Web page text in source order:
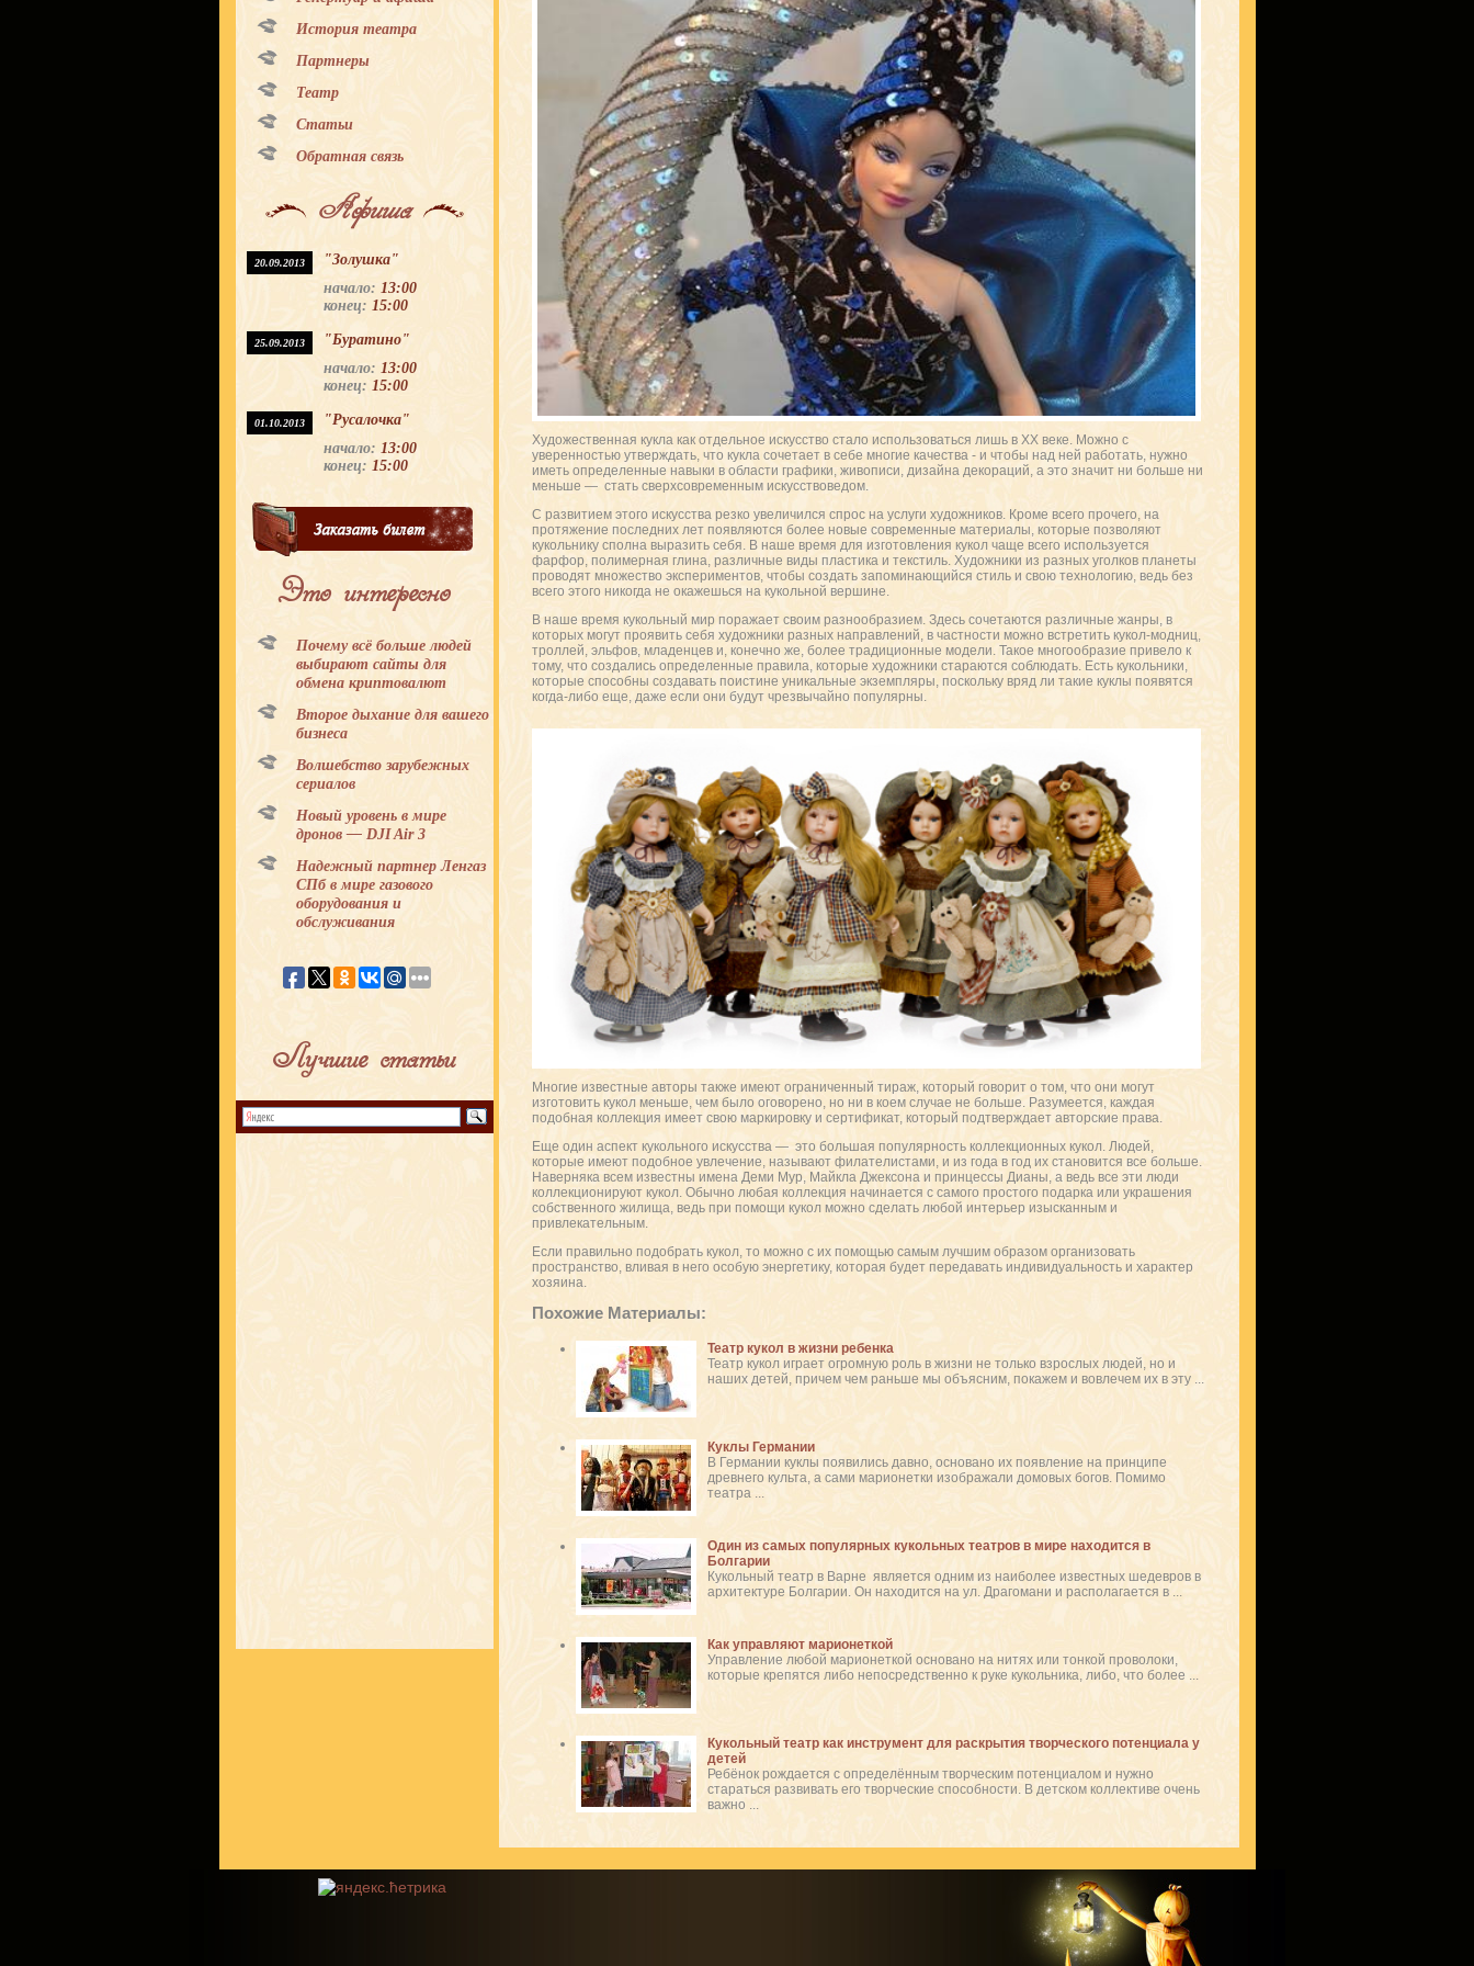
История театра
Партнеры
Театр
Статьи
Обратная связь
Афиша
20.09.2013
"Золушка"
начало: 13:00
конец: 15:00
25.09.2013
"Буратино"
начало: 13:00
конец: 15:00
01.10.2013
"Русалочка"
начало: 13:00
конец: 15:00
Это интересно
Почему всё больше людей
выбирают сайты для
обмена криптовалют
Второе дыхание для вашего
бизнеса
Волшебство зарубежных
сериалов
Новый уровень в мире
дронов — DJI Air 3
Надежный партнер Ленгаз
СПб в мире газового
оборудования и
обслуживания
Лучшие статьи
Художественная кукла как отдельное искусство стало использоваться лишь в XX веке. Можно с
уверенностью утверждать, что кукла сочетает в себе многие качества - и чтобы над ней работать, нужно
иметь определенные навыки в области графики, живописи, дизайна декораций, а это значит ни больше ни
меньше — стать сверхсовременным искусствоведом.
С развитием этого искусства резко увеличился спрос на услуги художников. Кроме всего прочего, на
протяжение последних лет появляются более новые современные материалы, которые позволяют
кукольнику сполна выразить себя. В наше время для изготовления кукол чаще всего используется
фарфор, полимерная глина, различные виды пластика и текстиль. Художники из разных уголков планеты
проводят множество экспериментов, чтобы создать запоминающийся стиль и свою технологию, ведь без
всего этого никогда не окажешься на кукольной вершине.
В наше время кукольный мир поражает своим разнообразием. Здесь сочетаются различные жанры, в
которых могут проявить себя художники разных направлений, в частности можно встретить кукол-модниц,
троллей, эльфов, младенцев и, конечно же, более традиционные модели. Такое многообразие привело к
тому, что создались определенные правила, которые художники стараются соблюдать. Есть кукольники,
которые способны создавать поистине уникальные экземпляры, поскольку вряд ли такие куклы появятся
когда-либо еще, даже если они будут чрезвычайно популярны.
Многие известные авторы также имеют ограниченный тираж, который говорит о том, что они могут
изготовить кукол меньше, чем было оговорено, но ни в коем случае не больше. Разумеется, каждая
подобная коллекция имеет свою маркировку и сертификат, который подтверждает авторские права.
Еще один аспект кукольного искусства — это большая популярность коллекционных кукол. Людей,
которые имеют подобное увлечение, называют филателистами, и из года в год их становится все больше.
Наверняка всем известны имена Деми Мур, Майкла Джексона и принцессы Дианы, а ведь все эти люди
коллекционируют кукол. Обычно любая коллекция начинается с самого простого подарка или украшения
собственного жилища, ведь при помощи кукол можно сделать любой интерьер изысканным и
привлекательным.
Если правильно подобрать кукол, то можно с их помощью самым лучшим образом организовать
пространство, вливая в него особую энергетику, которая будет передавать индивидуальность и характер
хозяина.
Похожие Материалы:
Театр кукол в жизни ребенка
Театр кукол играет огромную роль в жизни не только взрослых людей, но и
наших детей, причем чем раньше мы объясним, покажем и вовлечем их в эту ...
Куклы Германии
В Германии куклы появились давно, основано их появление на принципе
древнего культа, а сами марионетки изображали домовых богов. Помимо
театра ...
Один из самых популярных кукольных театров в мире находится в
Болгарии
Кукольный театр в Варне является одним из наиболее известных шедевров в
архитектуре Болгарии. Он находится на ул. Драгомани и располагается в ...
Как управляют марионеткой
Управление любой марионеткой основано на нитях или тонкой проволоки,
которые крепятся либо непосредственно к руке кукольника, либо, что более ...
Кукольный театр как инструмент для раскрытия творческого потенциала у
детей
Ребёнок рождается с определённым творческим потенциалом и нужно
стараться развивать его творческие способности. В детском коллективе очень
важно ...